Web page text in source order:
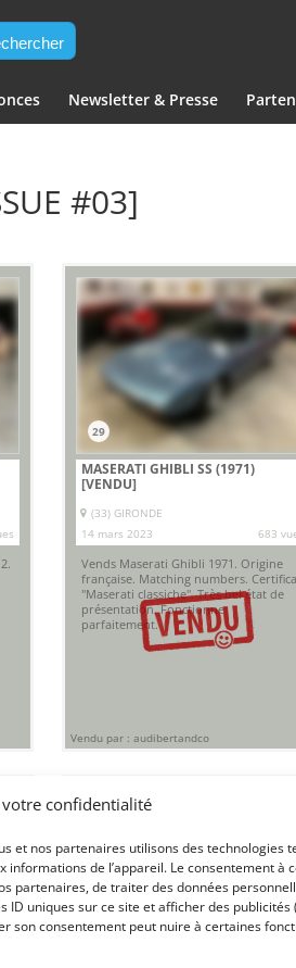
votre confidentialité
et nos partenaires utilisons des technologies
de l’appareil. Le consentement à
partenaires, de traiter des données
ID uniques sur ce site et afficher des publicités
son consentement peut nuire à certaines
Newsletter & Presse
#03]
29
MASERATI GHIBLI SS (1971)
[VENDU]
(33) GIRONDE
14 mars 2023
683
Vends Maserati Ghibli 1971. Origine
française. Matching numbers.
"Maserati classiche". Très bel état de
présentation. Fonctionne
parfaitement.
Vendu par : audibertandco